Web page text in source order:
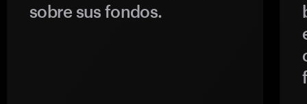
sobre sus fondos.